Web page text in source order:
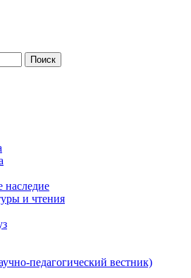
наследие
и чтения
педагогический вестник)